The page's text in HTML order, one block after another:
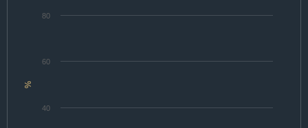
%
40
60
80